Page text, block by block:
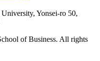
Yonsei-ro 50,
of Business. All rights